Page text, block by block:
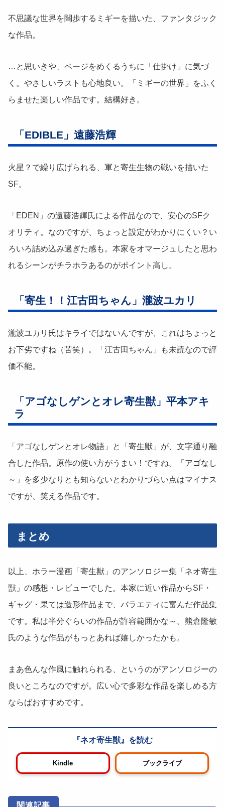
不思議な世界を闊歩するミギーを描いた、ファンタジック
な作品。
…と思いきや、ページをめくるうちに「仕掛け」に気づ
く。やさしいラストも心地良い。「ミギーの世界」をふく
らませた楽しい作品です。結構好き。
「EDIBLE」遠藤浩輝
火星？で繰り広げられる、軍と寄生生物の戦いを描いた
SF。
「EDEN」の遠藤浩輝氏による作品なので、安心のSFク
オリティ。なのですが、ちょっと設定がわかりにくい？い
ろいろ詰め込み過ぎた感も。本家をオマージュしたと思わ
れるシーンがチラホラあるのがポイント高し。
「寄生！！江古田ちゃん」瀧波ユカリ
瀧波ユカリ氏はキライではないんですが、これはちょっと
お下劣ですね（苦笑）。「江古田ちゃん」も未読なので評
価不能。
「アゴなしゲンとオレ寄生獣」平本アキ
ラ
「アゴなしゲンとオレ物語」と「寄生獣」が、文字通り融
合した作品。原作の使い方がうまい！ですね。「アゴなし
～」を多少なりとも知らないとわかりづらい点はマイナス
ですが、笑える作品です。
まとめ
以上、ホラー漫画「寄生獣」のアンソロジー集「ネオ寄生
獣」の感想・レビューでした。本家に近い作品からSF・
ギャグ・果ては造形作品まで、バラエティに富んだ作品集
です。私は半分ぐらいの作品が許容範囲かな～。熊倉隆敏
氏のような作品がもっとあれば嬉しかったかも。
まあ色んな作風に触れられる、というのがアンソロジーの
良いところなのですが。広い心で多彩な作品を楽しめる方
ならばおすすめです。
ネオ寄生獣
Kindle ブックライブ